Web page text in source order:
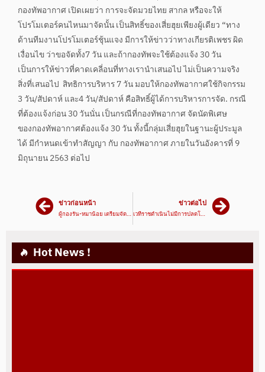
กองทัพอากาศ เปิดเผยว่า การจะจัดมวยไทย สากล หรือจะให้
โปรโมเตอร์คนไหนมาจัดนั้น เป็นสิทธิ์ของเสี่ยฮุยเพียงผู้เดียว “ทาง
ด้านทีมงานโปรโมเตอร์ชุ้นแจง มีการให้ข่าวว่าทางเกียรติเพชร ผิด
เงื่อนไข ว่าขอจัดทั้ง7 วัน และถ้ากองทัพจะใช้ต้องแจ้ง 30 วัน
เป็นการให้ข่าวที่คาดเคลี่อนที่ทางเรานำเสนอไป ไม่เป็นความจริง
สิ่งที่เสนอไป สิทธิการบริหาร 7 วัน มอบให้กองทัพอากาศใช้กิจกรรม
3 วัน/สัปดาห์ และ4 วัน/สัปดาห์ คือสิทธิ์ผู้ได้การบริหารการจัด. กรณี
ที่ต้องแจ้งก่อน 30 วันนั่น เป็นกรณีที่กองทัพอากาศ จัดนัดพิเศษ
ของกองทัพอากาศต้องแจ้ง 30 วัน ทั้งนี้กลุ่มเสี่ยฮุยในฐานะผู้ประมูล
ได้ มีกำหนดเข้าทำสัญญา กับ กองทัพอากาศ ภายในวันอังคารที่ 9
มิถุนายน 2563 ต่อไป
ข่าวก่อนหน้า
ผู้กองรัน-หมาน้อย เตรียมจัดมวยเยียวยา
ข่าวต่อไป
เวทีราชดำเนินไม่มีการปลดโปรโมเตอร์
Hot News !